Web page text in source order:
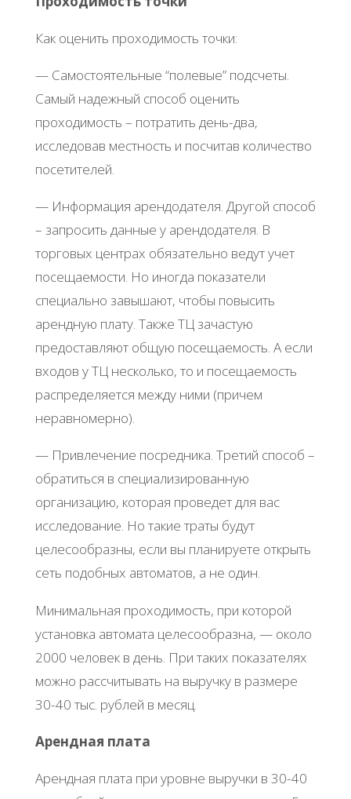
Как оценить проходимость точки:
— Самостоятельные “полевые” подсчеты.
Самый надежный способ оценить
проходимость – потратить день-два,
исследовав местность и посчитав количество
посетителей.
— Информация арендодателя. Другой способ
– запросить данные у арендодателя. В
торговых центрах обязательно ведут учет
посещаемости. Но иногда показатели
специально завышают, чтобы повысить
арендную плату. Также ТЦ зачастую
предоставляют общую посещаемость. А если
входов у ТЦ несколько, то и посещаемость
распределяется между ними (причем
неравномерно).
— Привлечение посредника. Третий способ –
обратиться в специализированную
организацию, которая проведет для вас
исследование. Но такие траты будут
целесообразны, если вы планируете открыть
сеть подобных автоматов, а не один.
Минимальная проходимость, при которой
установка автомата целесообразна, — около
2000 человек в день. При таких показателях
можно рассчитывать на выручку в размере
30-40 тыс. рублей в месяц.
Арендная плата
Арендная плата при уровне выручки в 30-40